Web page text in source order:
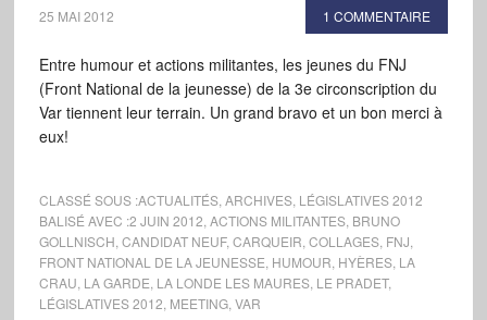
25 MAI 2012 1 COMMENTAIRE
Entre humour et actions militantes, les jeunes du FNJ
(Front National de la jeunesse) de la 3e circonscription du
Var tiennent leur terrain. Un grand bravo et un bon merci à
eux!
CLASSÉ SOUS :ACTUALITÉS, ARCHIVES, LÉGISLATIVES 2012
BALISÉ AVEC :2 JUIN 2012 ACTIONS MILITANTES, BRUNO
GOLLNISCH CANDIDAT NEUF, CARQUEIR COLLAGES, FNJ
FRONT NATIONAL DE LA JEUNESSE HUMOUR HYÈRES, LA
CRAU LA GARDE LA LONDE LES MAURES, LE PRADET,
LÉGISLATIVES 2012 MEETING, VAR